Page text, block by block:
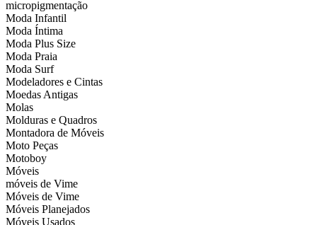
micropigmentação
Moda Infantil
Moda Íntima
Moda Plus Size
Moda Praia
Moda Surf
Modeladores e Cintas
Moedas Antigas
Molas
Molduras e Quadros
Montadora de Móveis
Moto Peças
Motoboy
Móveis
móveis de Vime
Móveis de Vime
Móveis Planejados
Móveis Usados